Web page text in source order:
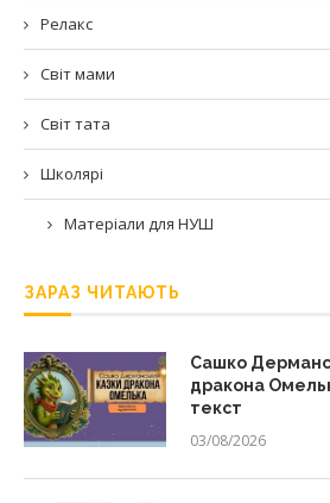
Релакс
Світ мами
Світ тата
Школярі
Матеріали для НУШ
ЗАРАЗ ЧИТАЮТЬ
Сашко
дракона
текст
03/08/2026